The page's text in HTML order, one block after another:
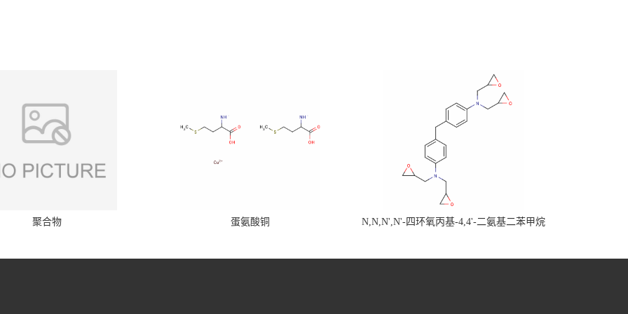
聚合物 蛋氨酸铜 N,N,N',N'-四环氧丙基-4,4'-二氨基二苯甲烷